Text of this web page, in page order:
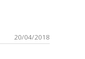
20/04/2018